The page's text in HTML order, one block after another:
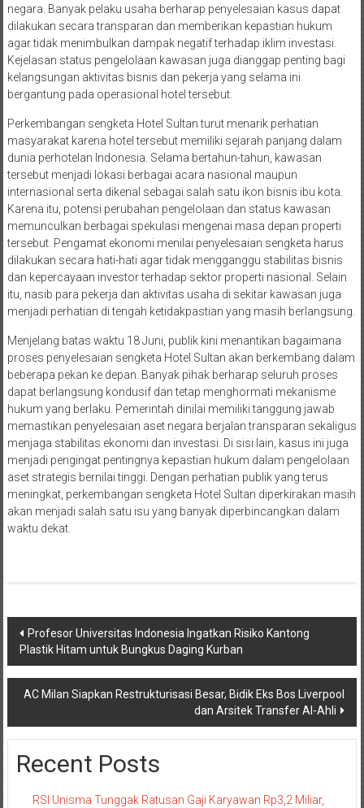
negara. Banyak pelaku usaha berharap penyelesaian kasus dapat
dilakukan secara transparan dan memberikan kepastian hukum
agar tidak menimbulkan dampak negatif terhadap iklim investasi.
Kejelasan status pengelolaan kawasan juga dianggap penting bagi
kelangsungan aktivitas bisnis dan pekerja yang selama ini
bergantung pada operasional hotel tersebut.
Perkembangan sengketa Hotel Sultan turut menarik perhatian
masyarakat karena hotel tersebut memiliki sejarah panjang dalam
dunia perhotelan Indonesia. Selama bertahun-tahun, kawasan
tersebut menjadi lokasi berbagai acara nasional maupun
internasional serta dikenal sebagai salah satu ikon bisnis ibu kota.
Karena itu, potensi perubahan pengelolaan dan status kawasan
memunculkan berbagai spekulasi mengenai masa depan properti
tersebut. Pengamat ekonomi menilai penyelesaian sengketa harus
dilakukan secara hati-hati agar tidak mengganggu stabilitas bisnis
dan kepercayaan investor terhadap sektor properti nasional. Selain
itu, nasib para pekerja dan aktivitas usaha di sekitar kawasan juga
menjadi perhatian di tengah ketidakpastian yang masih berlangsung.
Menjelang batas waktu 18 Juni, publik kini menantikan bagaimana
proses penyelesaian sengketa Hotel Sultan akan berkembang dalam
beberapa pekan ke depan. Banyak pihak berharap seluruh proses
dapat berlangsung kondusif dan tetap menghormati mekanisme
hukum yang berlaku. Pemerintah dinilai memiliki tanggung jawab
memastikan penyelesaian aset negara berjalan transparan sekaligus
menjaga stabilitas ekonomi dan investasi. Di sisi lain, kasus ini juga
menjadi pengingat pentingnya kepastian hukum dalam pengelolaan
aset strategis bernilai tinggi. Dengan perhatian publik yang terus
meningkat, perkembangan sengketa Hotel Sultan diperkirakan masih
akan menjadi salah satu isu yang banyak diperbincangkan dalam
waktu dekat.
Navigasi
pos
Profesor Universitas Indonesia Ingatkan Risiko Kantong
Plastik Hitam untuk Bungkus Daging Kurban
AC Milan Siapkan Restrukturisasi Besar, Bidik Eks Bos Liverpool
dan Arsitek Transfer Al-Ahli
Recent Posts
RSI Unisma Tunggak Ratusan Gaji Karyawan Rp3,2 Miliar,